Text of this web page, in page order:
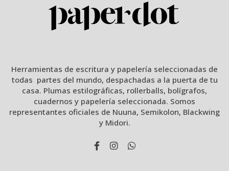
Herramientas de escritura y papelería seleccionadas de
todas partes del mundo, despachadas a la puerta de tu
casa. Plumas estilográficas, rollerballs, bolígrafos,
cuadernos y papelería seleccionada. Somos
representantes oficiales de Nuuna, Semikolon, Blackwing
y Midori.